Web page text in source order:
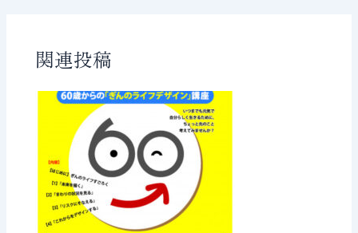
関連投稿